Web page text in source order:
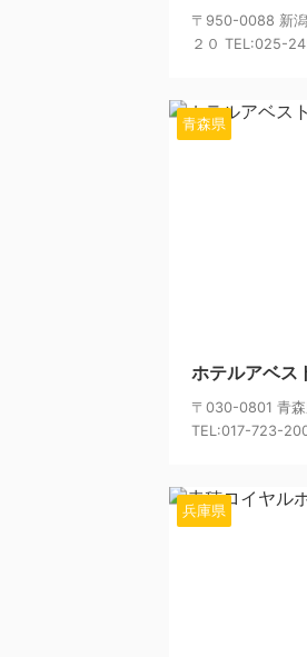
〒950-0088 新
２０ TEL:025-
青森県
ホテルアベス
〒030-0801 青森
TEL:017-723-
兵庫県